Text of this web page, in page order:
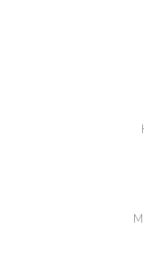
Ürün resmi
Ürün
Ürün bilgilerinde
Ürün fiyatı diğer
Bu ürüne benzer